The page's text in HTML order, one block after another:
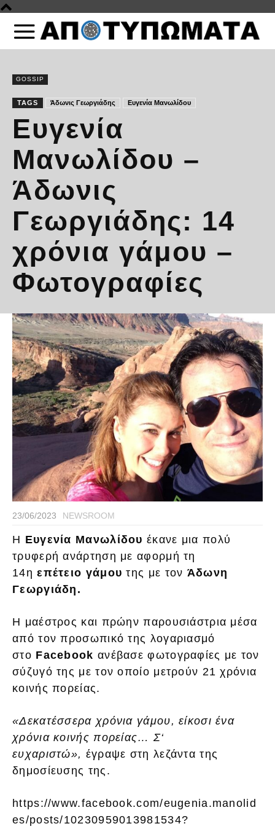
GOSSIP
TAGS Άδωνις Γεωργιάδης Ευγενία Μανωλίδου
Ευγενία
Μανωλίδου –
Άδωνις
Γεωργιάδης: 14
χρόνια γάμου –
Φωτογραφίες
23/06/2023 NEWSROOM
Η Ευγενία Μανωλίδου έκανε μια πολύ
τρυφερή ανάρτηση με αφορμή τη
14ηεπέτειο γάμου της με τον Άδωνη
Γεωργιάδη.
Η μαέστρος και πρώην παρουσιάστρια μέσα
από τον προσωπικό της λογαριασμό
στο Facebook ανέβασε φωτογραφίες με τον
σύζυγό της με τον οποίο μετρούν 21 χρόνια
κοινής πορείας.
«Δεκατέσσερα χρόνια γάμου, είκοσι ένα
χρόνια κοινής πορείας… Σ‘
ευχαριστώ», έγραψε στη λεζάντα της
δημοσίευσης της.
https://www.facebook.com/eugenia.manolid
es/posts/10230959013981534?